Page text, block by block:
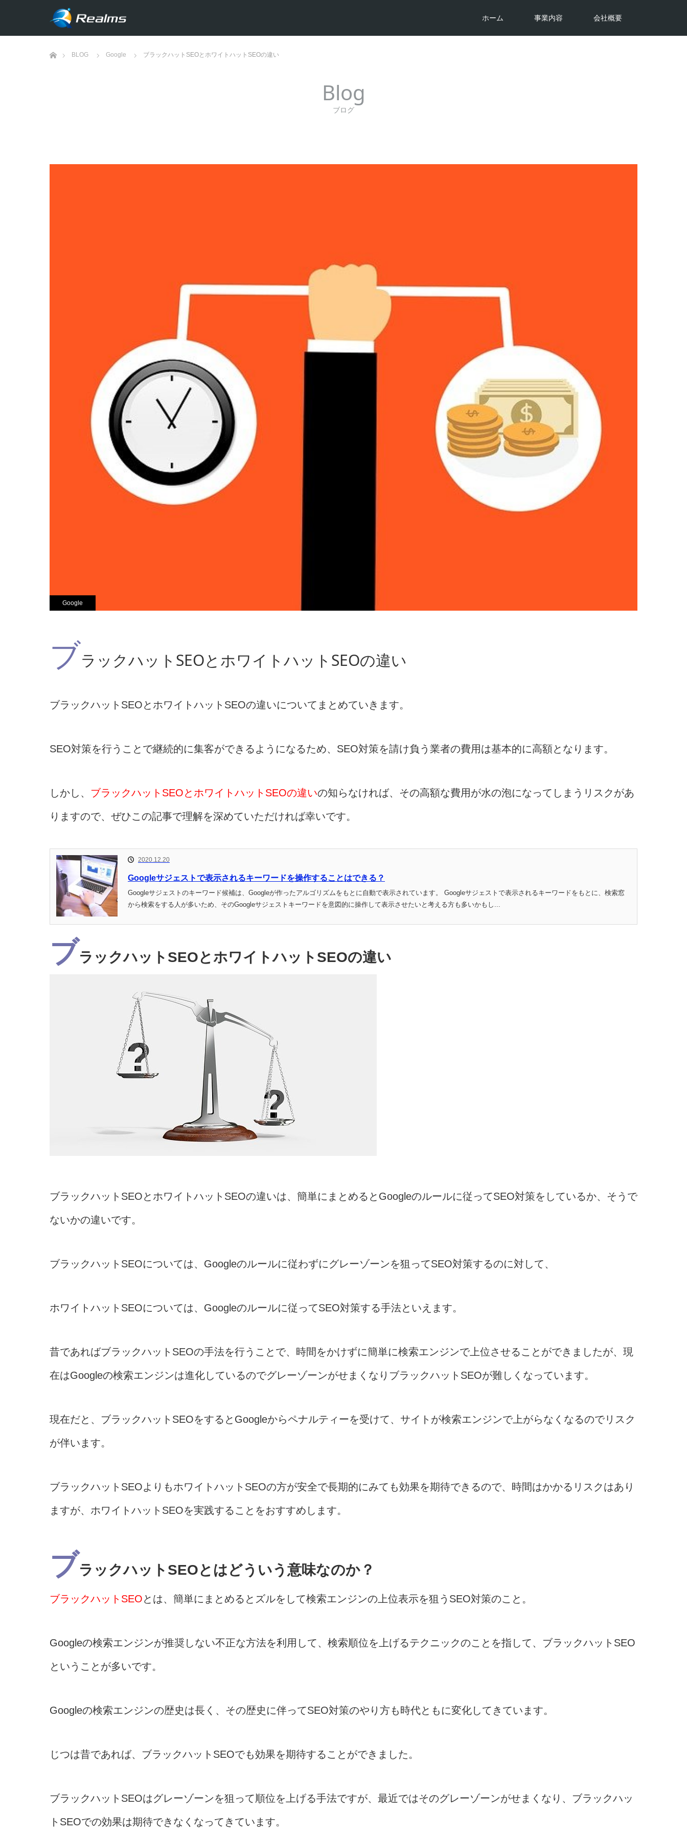
ホーム 事業内容 会社概要
BLOG Google ブラックハットSEOとホワイトハットSEOの違い
Blog
ブログ
Google
ブラックハットSEOとホワイトハットSEOの違い
ブラックハットSEOとホワイトハットSEOの違いについてまとめていきます。
SEO対策を行うことで継続的に集客ができるようになるため、SEO対策を請け負う業者の費用は基本的に高額となります。
しかし、 ブラックハットSEOとホワイトハットSEOの違いの知らなければ、その高額な費用が水の泡になってしまうリスクがあ
りますので、ぜひこの記事で理解を深めていただければ幸いです。
2020.12.20
Googleサジェストで表示されるキーワードを操作することはできる？
Googleサジェストのキーワード候補は、Googleが作ったアルゴリズムをもとに自動で表示されています。 Googleサジェストで表示されるキーワードをもとに、検索窓
から検索をする人が多いため、そのGoogleサジェストキーワードを意図的に操作して表示させたいと考える方も多いかもし...
ブラックハットSEOとホワイトハットSEOの違い
ブラックハットSEOとホワイトハットSEOの違いは、簡単にまとめるとGoogleのルールに従ってSEO対策をしているか、そうで
ないかの違いです。
ブラックハットSEOについては、Googleのルールに従わずにグレーゾーンを狙ってSEO対策するのに対して、
ホワイトハットSEOについては、Googleのルールに従ってSEO対策する手法といえます。
昔であればブラックハットSEOの手法を行うことで、時間をかけずに簡単に検索エンジンで上位させることができましたが、現
在はGoogleの検索エンジンは進化しているのでグレーゾーンがせまくなりブラックハットSEOが難しくなっています。
現在だと、ブラックハットSEOをするとGoogleからペナルティーを受けて、サイトが検索エンジンで上がらなくなるのでリスク
が伴います。
ブラックハットSEOよりもホワイトハットSEOの方が安全で長期的にみても効果を期待できるので、時間はかかるリスクはあり
ますが、ホワイトハットSEOを実践することをおすすめします。
ブラックハットSEOとはどういう意味なのか？
ブラックハットSEOとは、簡単にまとめるとズルをして検索エンジンの上位表示を狙うSEO対策のこと。
Googleの検索エンジンが推奨しない不正な方法を利用して、検索順位を上げるテクニックのことを指して、ブラックハットSEO
ということが多いです。
Googleの検索エンジンの歴史は長く、その歴史に伴ってSEO対策のやり方も時代ともに変化してきています。
じつは昔であれば、ブラックハットSEOでも効果を期待することができました。
ブラックハットSEOはグレーゾーンを狙って順位を上げる手法ですが、最近ではそのグレーゾーンがせまくなり、ブラックハッ
トSEOでの効果は期待できなくなってきています。